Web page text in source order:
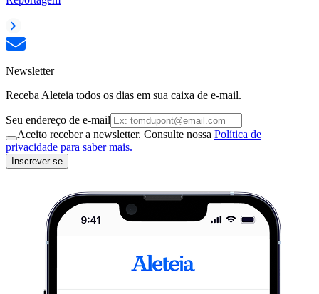
Newsletter
Receba Aleteia todos os dias em sua caixa de e-mail.
Seu endereço de e-mail
Aceito receber a newsletter. Consulte nossa Política de
privacidade para saber mais.
Inscrever-se